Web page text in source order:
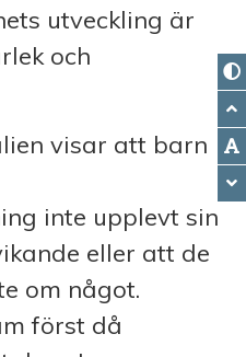
utveckling är
och
visar att barn
inte upplevt sin
eller att de
om något.
först då